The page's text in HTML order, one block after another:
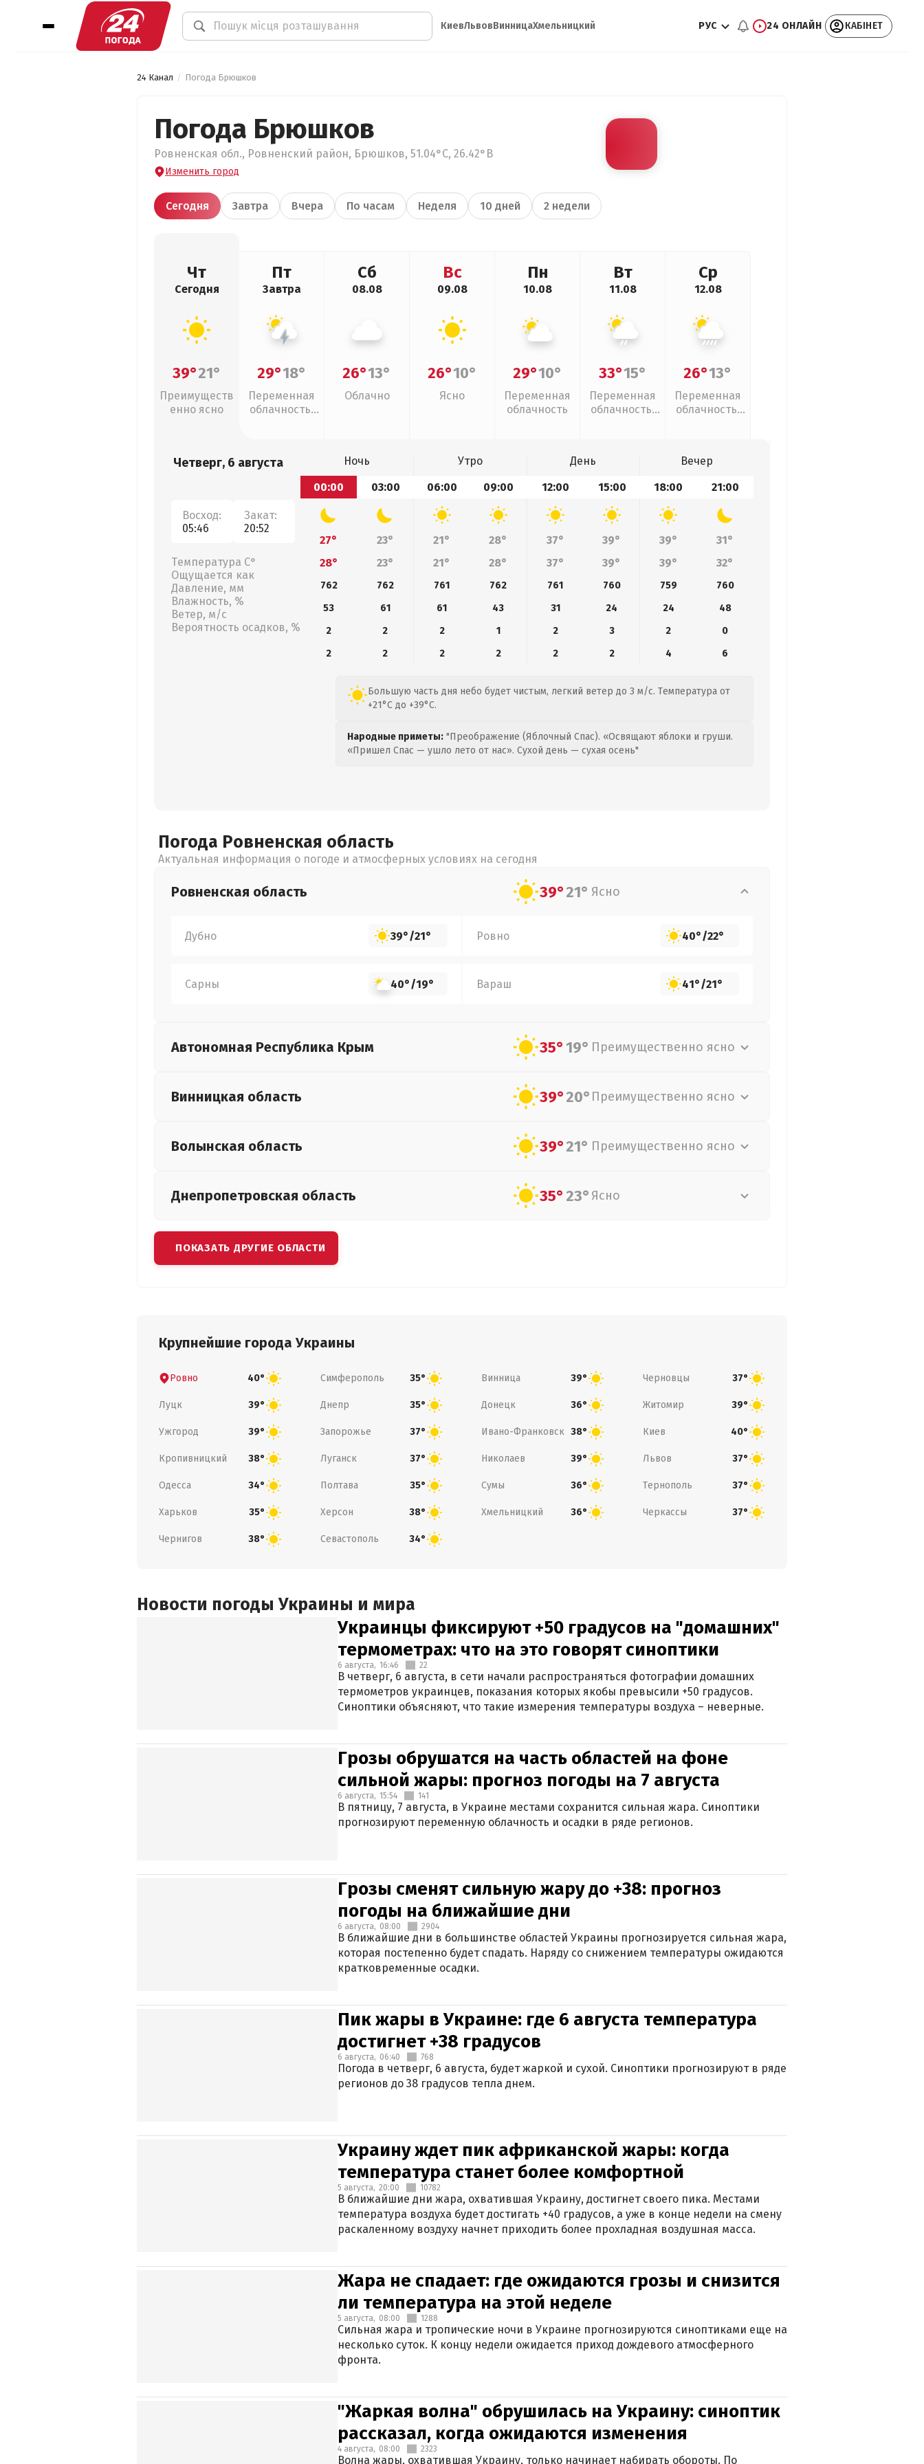
КиевЛьвовВинницаХмельницкий РУС 24 ОНЛАЙН КАБІНЕТ
24 Канал Погода Брюшков
Погода Брюшков
Ровненская обл., Ровненский район, Брюшков, 51.04°С, 26.42°В
Изменить город
Сегодня Завтра Вчера По часам Неделя 10 дней 2 недели
Чт
Сегодня
39°21°
Преимуществ
енно ясно
Пт
Завтра
29°18°
Переменная
облачность,
Сб
08.08
26°13°
Облачно
Вс
09.08
26°10°
Ясно
Пн
10.08
29°10°
Переменная
облачность
Вт
11.08
33°15°
Переменная
облачность,
Ср
12.08
26°13°
Переменная
облачность,
Четверг, 6 августа
Восход:
05:46
Закат:
20:52
Температура С°
Ощущается как
Давление, мм
Влажность, %
Ветер, м/с
Вероятность осадков, %
Ночь Утро День
Вечер
00:00
03:00 06:00 09:00 12:00 15:00 18:00 21:00
27° 23° 21° 28° 37° 39° 39°
31°
28°
23° 21° 28° 37° 39° 39° 32°
762 762 761 762 761 760 759
760
53
61 61 43 31 24 24
48
2
2 2 1 2 3 2
0
2
2 2 2 2 2 4 6
Большую часть дня небо будет чистым, легкий ветер до 3 м/с. Температура от
+21°C до +39°C.
Народные приметы: "Преображение (Яблочный Спас). «Освящают яблоки и груши.
«Пришел Спас — ушло лето от нас». Сухой день — сухая осень"
Погода Ровненская область
Актуальная информация о погоде и атмосферных условиях на сегодня
Ровненская область 39°21° Ясно
Дубно 39°/21° Ровно 40°/22°
Сарны 40°/19° Вараш 41°/21°
Автономная Республика Крым 35°19° Преимущественно ясно
Винницкая область 39°20° Преимущественно ясно
Волынская область 39°21° Преимущественно ясно
Днепропетровская область 35°23° Ясно
ПОКАЗАТЬ ДРУГИЕ ОБЛАСТИ
Крупнейшие города Украины
Ровно 40° Симферополь 35° Винница 39° Черновцы 37°
Луцк 39° Днепр 35° Донецк 36° Житомир 39°
Ужгород 39° Запорожье 37° Ивано-Франковск 38° Киев 40°
Кропивницкий 38° Луганск 37° Николаев 39° Львов 37°
Одесса 34° Полтава 35° Сумы 36° Тернополь 37°
Харьков 35° Херсон 38° Хмельницкий 36° Черкассы 37°
Чернигов 38° Севастополь 34°
Новости погоды Украины и мира
Украинцы фиксируют +50 градусов на "домашних"
термометрах: что на это говорят синоптики
6 августа, 16:46 22
В четверг, 6 августа, в сети начали распространяться фотографии домашних
термометров украинцев, показания которых якобы превысили +50 градусов.
Синоптики объясняют, что такие измерения температуры воздуха – неверные.
Грозы обрушатся на часть областей на фоне
сильной жары: прогноз погоды на 7 августа
6 августа, 15:54 141
В пятницу, 7 августа, в Украине местами сохранится сильная жара. Синоптики
прогнозируют переменную облачность и осадки в ряде регионов.
Грозы сменят сильную жару до +38: прогноз
погоды на ближайшие дни
6 августа, 08:00 2904
В ближайшие дни в большинстве областей Украины прогнозируется сильная жара,
которая постепенно будет спадать. Наряду со снижением температуры ожидаются
кратковременные осадки.
Пик жары в Украине: где 6 августа температура
достигнет +38 градусов
6 августа, 06:40 768
Погода в четверг, 6 августа, будет жаркой и сухой. Синоптики прогнозируют в ряде
регионов до 38 градусов тепла днем.
Украину ждет пик африканской жары: когда
температура станет более комфортной
5 августа, 20:00 10782
В ближайшие дни жара, охватившая Украину, достигнет своего пика. Местами
температура воздуха будет достигать +40 градусов, а уже в конце недели на смену
раскаленному воздуху начнет приходить более прохладная воздушная масса.
Жара не спадает: где ожидаются грозы и снизится
ли температура на этой неделе
5 августа, 08:00 1288
Сильная жара и тропические ночи в Украине прогнозируются синоптиками еще на
несколько суток. К концу недели ожидается приход дождевого атмосферного
фронта.
"Жаркая волна" обрушилась на Украину: синоптик
рассказал, когда ожидаются изменения
4 августа, 08:00 2323
Волна жары, охватившая Украину, только начинает набирать обороты. По